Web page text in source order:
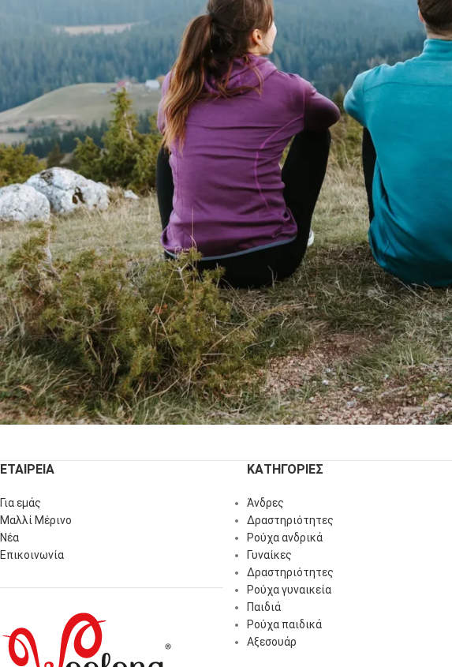
ΕΤΑΙΡΕΙΑ
Για εμάς
Μαλλί Μέρινο
Νέα
Επικοινωνία
ΚΑΤΗΓΟΡΙΕΣ
Άνδρες
Δραστηριότητες
Ρούχα ανδρικά
Γυναίκες
Δραστηριότητες
Ρούχα γυναικεία
Παιδιά
Ρούχα παιδικά
Αξεσουάρ